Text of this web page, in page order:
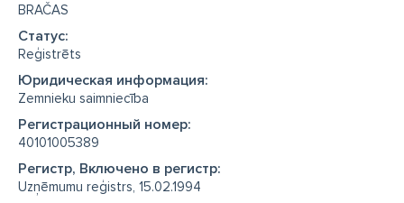
BRAČAS
Cтатус:
Reģistrēts
Юридическая информация:
Zemnieku saimniecība
Регистрационный номер:
40101005389
Регистр, Включено в регистр:
Uzņēmumu reģistrs, 15.02.1994